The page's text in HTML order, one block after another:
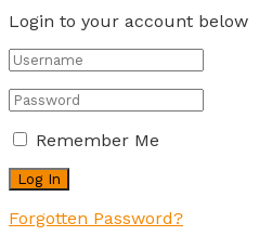
Login to your account below
Remember Me
Forgotten Password?